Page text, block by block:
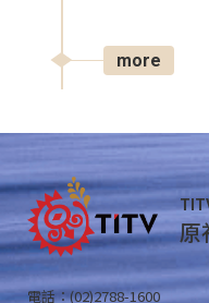
more
原
電話：(02)2788-1600